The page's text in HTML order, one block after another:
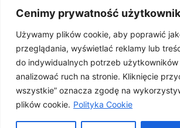
Cenimy prywatność
Używamy plików cookie, aby poprawić
przeglądania, wyświetlać reklamy lub
do indywidualnych potrzeb użytkowników
analizować ruch na stronie. Kliknięcie
wszystkie” oznacza zgodę na
plików cookie. Polityka Cookie
Opony przemysłowe
Opony pełne
Opony superelastyczne
Opony pneumatyczne
Opony niebrudzące